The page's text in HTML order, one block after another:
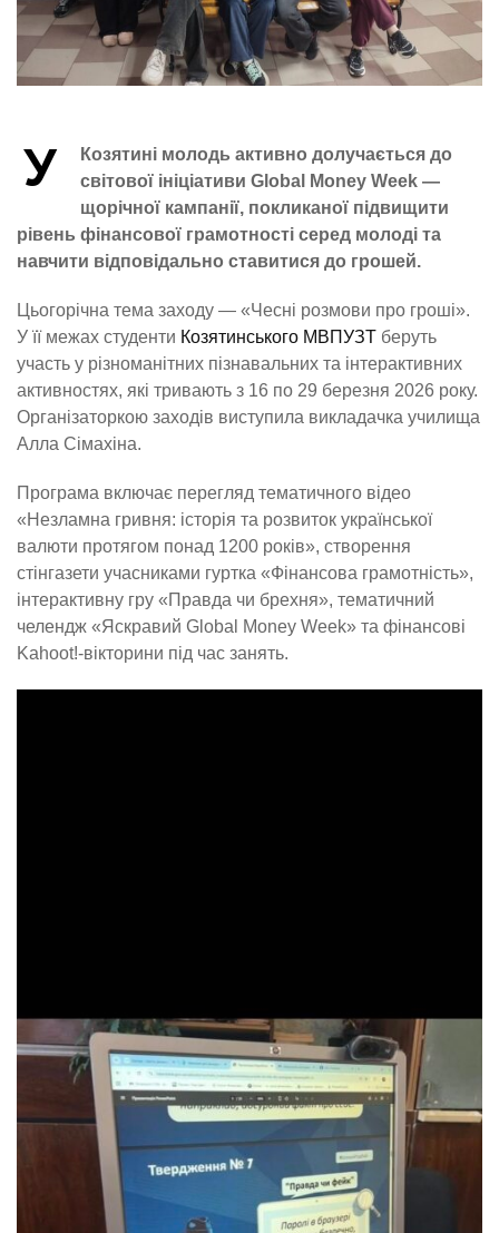
У
Козятині молодь активно долучається до
світової ініціативи Global Money Week —
щорічної кампанії, покликаної підвищити
рівень фінансової грамотності серед молоді та
навчити відповідально ставитися до грошей.
Цьогорічна тема заходу — «Чесні розмови про гроші».
У її межах студенти Козятинського МВПУЗТ беруть
участь у різноманітних пізнавальних та інтерактивних
активностях, які тривають з 16 по 29 березня 2026 року.
Організаторкою заходів виступила викладачка училища
Алла Сімахіна.
Програма включає перегляд тематичного відео
«Незламна гривня: історія та розвиток української
валюти протягом понад 1200 років», створення
стінгазети учасниками гуртка «Фінансова грамотність»,
інтерактивну гру «Правда чи брехня», тематичний
челендж «Яскравий Global Money Week» та фінансові
Kahoot!-вікторини під час занять.